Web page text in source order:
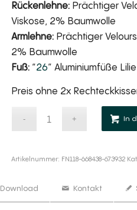
Rückenlehne: Prächtiger
Viskose, 2% Baumwolle
Armlehne: Prächtiger
2% Baumwolle
Fuß: “26” Aluminiumfüße Lilie
Preis ohne 2x
In
Artikelnummer: FN118-668438-673932
Download Kontakt